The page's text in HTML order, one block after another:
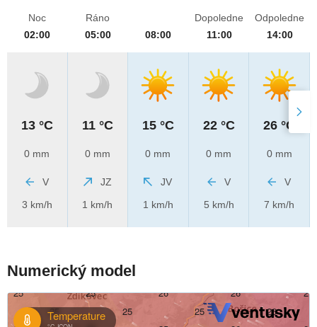
Noc
02:00
13 °C
0 mm
V
3 km/h
Ráno
05:00
11 °C
0 mm
JZ
1 km/h
08:00
15 °C
0 mm
JV
1 km/h
Dopoledne
11:00
22 °C
0 mm
V
5 km/h
Odpoledne
14:00
26 °C
0 mm
V
7 km/h
Numerický model